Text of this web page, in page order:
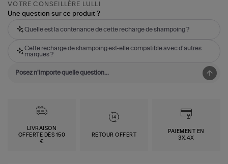
VOTRE CONSEILLÈRE LULLI
Une question sur ce produit ?
Quelle est la contenance de cette recharge de shampoing ?
Cette recharge de shampoing est-elle compatible avec d'autres
marques ?
LIVRAISON
OFFERTE DÈS 150
€
RETOUR OFFERT
PAIEMENT EN
3X,4X